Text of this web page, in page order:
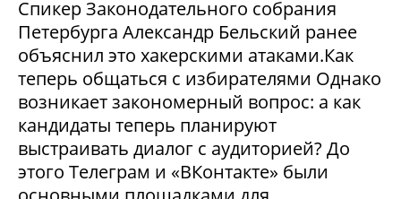
Спикер Законодательного собрания
Петербурга Александр Бельский ранее
объяснил это хакерскими атаками.Как
теперь общаться с избирателями Однако
возникает закономерный вопрос: а как
кандидаты теперь планируют
выстраивать диалог с аудиторией? До
этого Телеграм и «ВКонтакте» были